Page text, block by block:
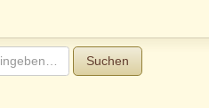
Suchen